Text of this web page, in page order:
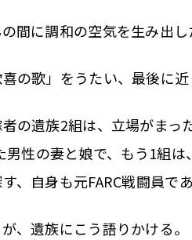
間に調和の空気を生み出し
の歌」をうたい、最後に近
の遺族2組は、立場がまっ
男性の妻と娘で、もう1組
、自身も元FARC戦闘員で
、遺族にこう語りかける。